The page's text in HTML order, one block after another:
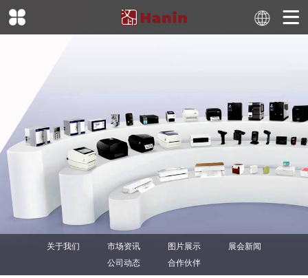
关于我们 市场资讯 图片展示
展会新闻
公司动态
合作伙伴